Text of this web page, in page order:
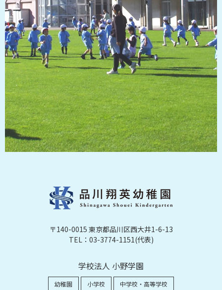
〒140-0015 東京都品川区西大井1-6-13
TEL：03-3774-1151(代表)
学校法人 小野学園
幼稚園 小学校 中学校・高等学校